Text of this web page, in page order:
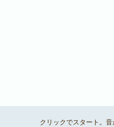
クリックでスタート。